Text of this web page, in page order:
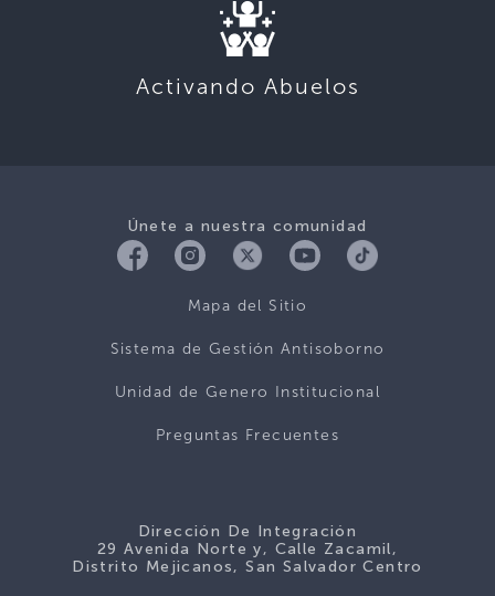
Activando Abuelos
Únete a nuestra comunidad
Mapa del Sitio
Sistema de Gestión Antisoborno
Unidad de Genero Institucional
Preguntas Frecuentes
Dirección De Integración
29 Avenida Norte y, Calle Zacamil,
Distrito Mejicanos, San Salvador Centro